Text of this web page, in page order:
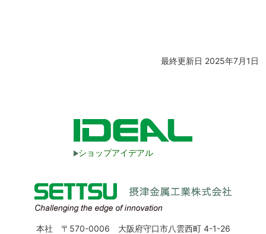
最終更新日 2025年7月1日
ショップアイデアル
本社 〒570-0006 大阪府守口市八雲西町 4-1-26